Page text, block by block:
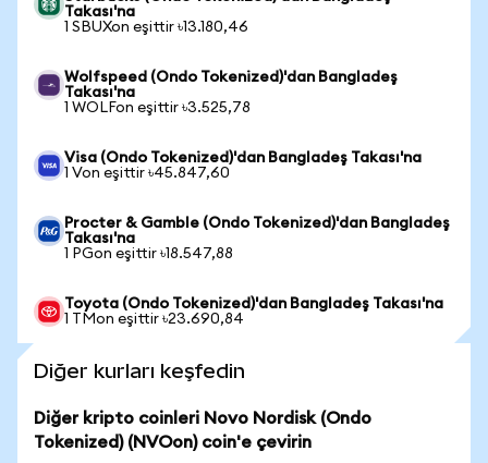
Takası'na
1 SBUXon eşittir ৳13.180,46
Wolfspeed (Ondo Tokenized)'dan Bangladeş
Takası'na
1 WOLFon eşittir ৳3.525,78
Visa (Ondo Tokenized)'dan Bangladeş Takası'na
1 Von eşittir ৳45.847,60
Procter & Gamble (Ondo Tokenized)'dan Bangladeş
Takası'na
1 PGon eşittir ৳18.547,88
Toyota (Ondo Tokenized)'dan Bangladeş Takası'na
1 TMon eşittir ৳23.690,84
Diğer kurları keşfedin
Diğer kripto coinleri Novo Nordisk (Ondo
Tokenized) (NVOon) coin'e çevirin